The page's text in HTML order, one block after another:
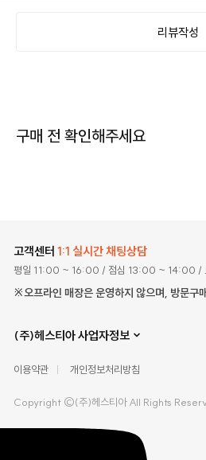
리뷰작성
구매 전 확인해주세요
고객센터 1:1 실시간 채팅상담
평일 11:00 ~ 16:00 / 점심 13:00 ~ 14:00 /
※오프라인 매장은 운영하지 않으며, 방문구
(주)헤스티아 사업자정보
이용약관 개인정보처리방침
Copyright ©(주)헤스티아 All Rights